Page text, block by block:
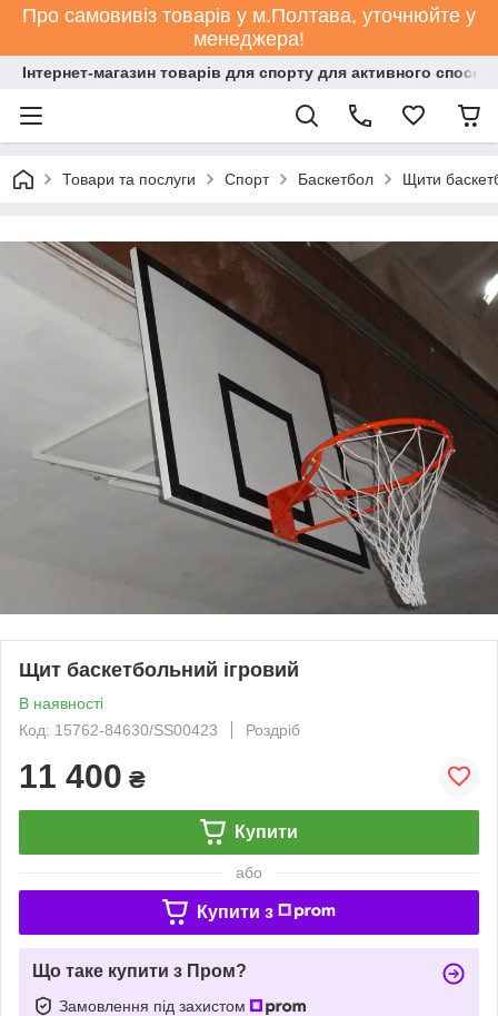
Про самовивіз товарів у м.Полтава, уточнюйте у
менеджера!
Інтернет-магазин товарів для спорту для активного
Товари та послуги Спорт Баскетбол Щити
Щит баскетбольний ігровий
В наявності
Код: 15762-84630/SS00423
Роздріб
11 400 ₴
Купити
або
Купити з
Що таке купити з Пром?
Замовлення під захистом